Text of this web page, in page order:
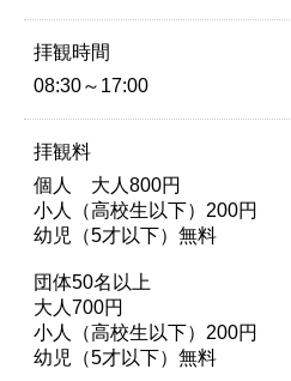
拝観時間
08:30～17:00
拝観料
個人 大人800円
小人（高校生以下）200円
幼児（5才以下）無料
団体50名以上
大人700円
小人（高校生以下）200円
幼児（5才以下）無料